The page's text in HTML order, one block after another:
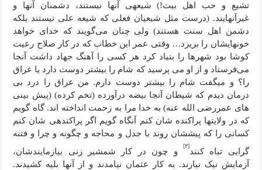
تشیع و حب اهل بیت!) شیعه­ی آنها نیستند، دشمنان آنها و
غیرآنهایند. (درست مثل شیعیان فعلی که شیعه علی نیستند بلکه
دشمن اهل سنت هستند) ولی چنان می‌گویند که خدای خواهد
خونهایشان را بریزد… وقتی عمر ابن خطاب که در کار صلاح رعیت
کوشا بود شهرها را بنیاد کرد هر کسی را آهنگ جهاد داشت آنجا
می‌فرستاد و از او می پرسید که شام را بیشتر دوست دارد یا عراق
را؟ و می­گفت شام را بیشتر دوست دارم. من عراق را درد بی
درمان دیدم که شیطان آنجا بیضه درآورده (تخم کرده) (پیش بینی
های عمررضی الله عنه) به خدا مرا به زحمت انداخته اند. گاه گویم
که در ولایتها پراکنده شان کنم آنگاه گویم اگر پراکنده­ی شان کنم
کسانی را که پیششان روند با جدل و محاجه و چگونه و چرا و فتنه
گرایی تباه کنند
[۳]
و چون در کار شمشیر زنی بیازمایندشان،
آزمایش نیک نیارند. به کار عثمان نیامدند و از آنها بلیه کشیدند.